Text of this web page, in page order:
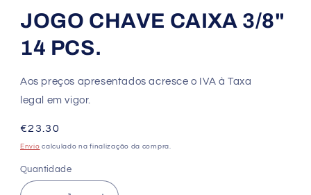
JOGO CHAVE CAIXA 3/8"
14 PCS.
Aos preços apresentados acresce o IVA à Taxa
legal em vigor.
Preço
normal
€23.30
Envio calculado na finalização da compra.
Quantidade
Quantidade